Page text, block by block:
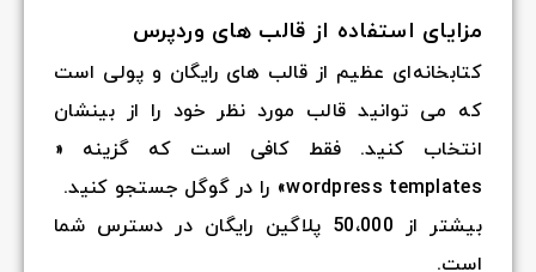
مزایای استفاده از قالب های وردپرس
کتابخانه‌ای عظیم از قالب های رایگان و پولی است
که می توانید قالب مورد نظر خود را از بینشان
انتخاب کنید. فقط کافی است که گزینه «
wordpress templates» را در گوگل جستجو کنید.
بیشتر از 50،000 پلاگین رایگان در دسترس شما
است.